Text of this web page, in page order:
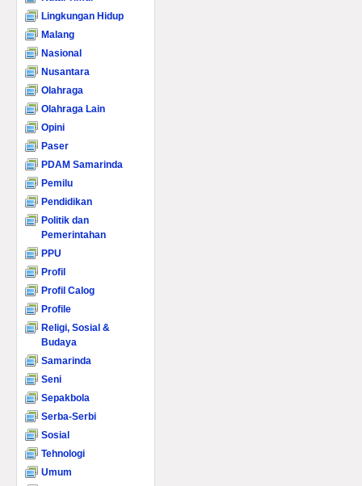
Lingkungan Hidup
Malang
Nasional
Nusantara
Olahraga
Olahraga Lain
Opini
Paser
PDAM Samarinda
Pemilu
Pendidikan
Politik dan
Pemerintahan
PPU
Profil
Profil Calog
Profile
Religi, Sosial &
Budaya
Samarinda
Seni
Sepakbola
Serba-Serbi
Sosial
Tehnologi
Umum